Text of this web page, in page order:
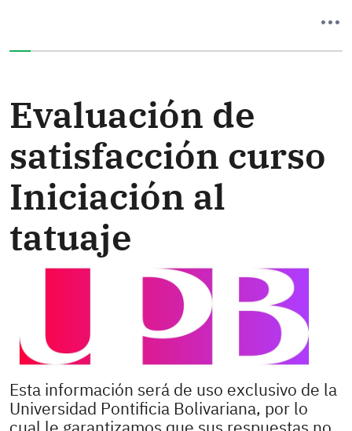
Evaluación de
satisfacción curso
Iniciación al
tatuaje
Esta información será de uso exclusivo de la
Universidad Pontificia Bolivariana, por lo